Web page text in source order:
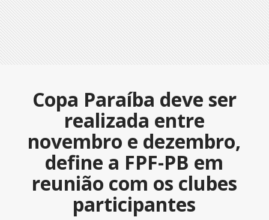
Copa Paraíba deve ser
realizada entre
novembro e dezembro,
define a FPF-PB em
reunião com os clubes
participantes